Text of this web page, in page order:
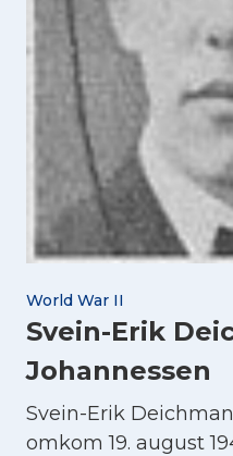
World War II
Svein-Erik
Johannessen
Svein-Erik
omkom 19. august